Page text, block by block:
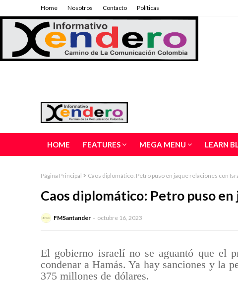
Home Nosotros Contacto Políticas
HOME FEATURES MEGA MENU LEARN
Página Principal Caos diplomático: Petro puso en jaque relaciones con
Caos diplomático: Petro puso
FMSantander octubre 16, 2023
El gobierno israelí no se aguantó que el
condenar a Hamás. Ya hay sanciones y la
375 millones de dólares.